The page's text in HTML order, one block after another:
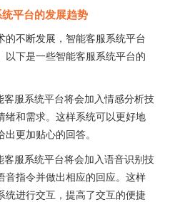
平台的发展趋势
不断发展，智能客服系统平台
以下是一些智能客服系统平台的
服系统平台将会加入情感分析技
绪和需求。这样系统可以更好地
更加贴心的回答。
服系统平台将会加入语音识别技
音指令并做出相应的回应。这样
统进行交互，提高了交互的便捷